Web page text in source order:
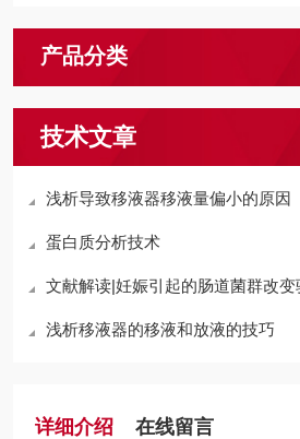
产品分类
技术文章
浅析导致移液器移液量偏小的原因
蛋白质分析技术
文献解读|妊娠引起的肠道菌群改变驱动巨噬
浅析移液器的移液和放液的技巧
详细介绍 在线留言